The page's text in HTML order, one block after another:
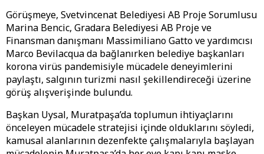
Görüşmeye, Svetvincenat Belediyesi AB Proje Sorumlusu
Marina Bencic, Gradara Belediyesi AB Proje ve
Finansman danışmanı Massimiliano Gatto ve yardımcısı
Marco Bevilacqua da bağlanırken belediye başkanları
korona virüs pandemisiyle mücadele deneyimlerini
paylaştı, salgının turizmi nasıl şekillendireceği üzerine
görüş alışverişinde bulundu.
Başkan Uysal, Muratpaşa’da toplumun ihtiyaçlarını
önceleyen mücadele stratejisi içinde olduklarını söyledi,
kamusal alanlarının dezenfekte çalışmalarıyla başlayan